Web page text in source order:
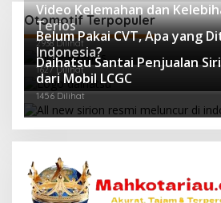
Otomotif Terpopuler
Video Kelemahan dan
Terios
2938 Dilihat
Belum Pakai CVT, Apa yang
Indonesia?
1627 Dilihat
Daihatsu Santai Penjualan
dari Mobil LCGC
1456 Dilihat